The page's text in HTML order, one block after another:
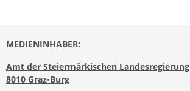
MEDIENINHABER:
Amt der Steiermärkischen Landesregierung
8010 Graz-Burg